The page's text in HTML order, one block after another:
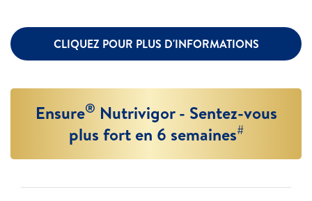
CLIQUEZ POUR PLUS D'INFORMATIONS
Ensure® Nutrivigor - Sentez-vous
plus fort en 6 semaines#